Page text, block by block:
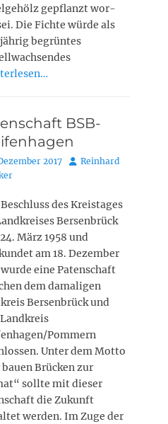
gepflanzt wor-
Die Fichte würde als
begrüntes
BSB-
2017 AutorReinhard
des Kreistages
Bersenbrück
März 1958 und
am 18. Dezember
wurde eine Patenschaft
dem damaligen
Bersenbrück und
Pommern
Unter dem Motto
Brücken zur
sollte mit dieser
die Zukunft
werden. Im Zuge der